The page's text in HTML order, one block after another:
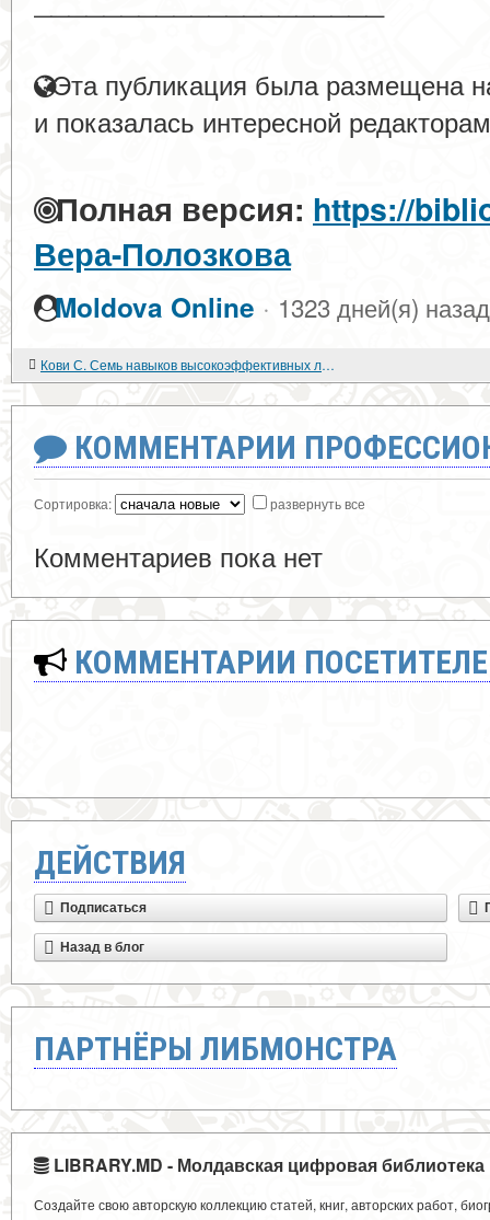
Эта публикация была размещена
и показалась интересной
Полная версия: https://
Вера-Полозкова
Moldova Online · 1323 дней(я) назад
Кови С. Семь навыков высокоэффективных людей: Мощные инструменты развития личности
КОММЕНТАРИИ
Сортировка: развернуть все
Комментариев пока нет
КОММЕНТАРИИ
ДЕЙСТВИЯ
Подписаться
Назад в блог
ПАРТНЁРЫ ЛИБМОНСТРА
LIBRARY.MD - Молдавская цифровая библиотека
Создайте свою авторскую коллекцию статей, книг, авторских работ,